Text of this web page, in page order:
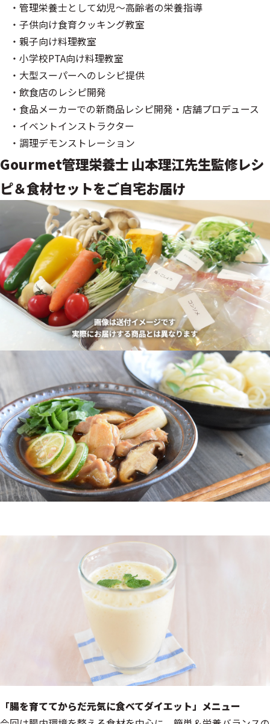
・管理栄養士として幼児～高齢者の栄養指導
・子供向け食育クッキング教室
・親子向け料理教室
・小学校PTA向け料理教室
・大型スーパーへのレシピ提供
・飲食店のレシピ開発
・食品メーカーでの新商品レシピ開発・店舗プロデュース
・イベントインストラクター
・調理デモンストレーション
Gourmet管理栄養士 山本理江先生監修レシ
ピ＆食材セットをご自宅お届け
「腸を育ててからだ元気に食べてダイエット」メニュー